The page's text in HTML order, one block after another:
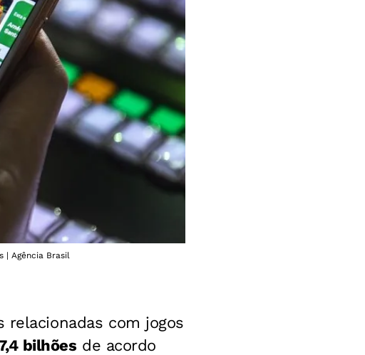
| Agência Brasil
com jogos
bilhões de acordo